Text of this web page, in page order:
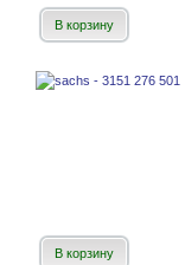
В корзину
В корзину